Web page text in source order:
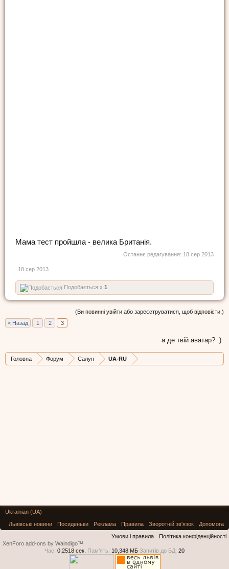
Мама тест пройшла - велика Британія.
Останнє редагування: 18 сер 2013
18 сер 2013
Подобається x 1
(Ви повинні увійти або зареєструватися, щоб відповісти.)
< Назад
1 2 3
а де твій аватар? :)
Головна Форум Салун UA-RU
Ukrainian (UA)
Львівські новини
Посиденьки Реклама Правила Зворотній зв'язок
Допомога
Умови і правила
Політика конфіденційності
XenForo add-ons by Waindigo™
Час: 0,2518 сек. Пам'ять: 10,348 МБ Запитів до БД: 20